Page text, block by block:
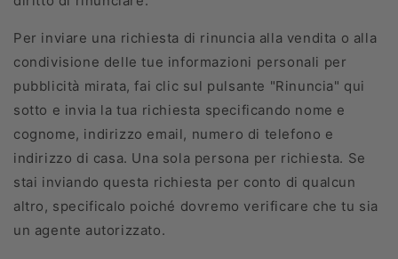
Per inviare una richiesta di rinuncia alla vendita o alla
condivisione delle tue informazioni personali per
pubblicità mirata, fai clic sul pulsante "Rinuncia" qui
sotto e invia la tua richiesta specificando nome e
cognome, indirizzo email, numero di telefono e
indirizzo di casa. Una sola persona per richiesta. Se
stai inviando questa richiesta per conto di qualcun
altro, specificalo poiché dovremo verificare che tu sia
un agente autorizzato.